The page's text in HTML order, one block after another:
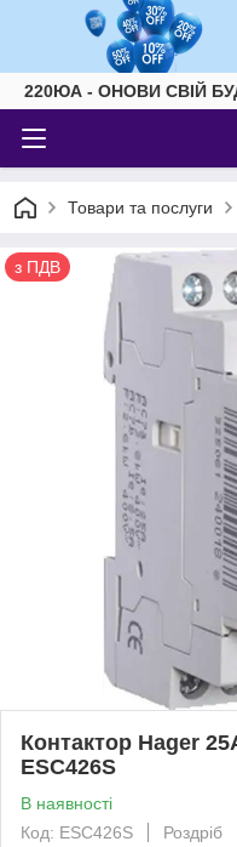
220ЮА - ОНОВИ СВІЙ
Товари та послуги
з ПДВ
Контактор Hager
ESC426S
В наявності
Код: ESC426S
Роздріб